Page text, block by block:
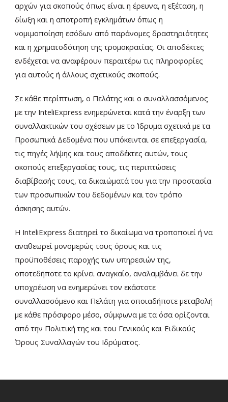
αρχών για σκοπούς όπως είναι η έρευνα, η εξέταση, η
δίωξη και η αποτροπή εγκλημάτων όπως η
νομιμοποίηση εσόδων από παράνομες δραστηριότητες
και η χρηματοδότηση της τρομοκρατίας. Οι αποδέκτες
ενδέχεται να αναφέρουν περαιτέρω τις πληροφορίες
για αυτούς ή άλλους σχετικούς σκοπούς.
Σε κάθε περίπτωση, ο Πελάτης και ο συναλλασσόμενος
με την InteliExpress ενημερώνεται κατά την έναρξη των
συναλλακτικών του σχέσεων με το Ίδρυμα σχετικά με τα
Προσωπικά Δεδομένα που υπόκεινται σε επεξεργασία,
τις πηγές λήψης και τους αποδέκτες αυτών, τους
σκοπούς επεξεργασίας τους, τις περιπτώσεις
διαβίβασής τους, τα δικαιώματά του για την προστασία
των προσωπικών του δεδομένων και τον τρόπο
άσκησης αυτών.
Η ΙnteliExpress διατηρεί το δικαίωμα να τροποποιεί ή να
αναθεωρεί μονομερώς τoυς όρους και τις
προϋποθέσεις παροχής των υπηρεσιών της,
οποτεδήποτε το κρίνει αναγκαίο, αναλαμβάνει δε την
υποχρέωση να ενημερώνει τον εκάστοτε
συναλλασσόμενο και Πελάτη για οποιαδήποτε μεταβολή
με κάθε πρόσφορο μέσο, σύμφωνα με τα όσα ορίζονται
από την Πολιτική της και του Γενικούς και Ειδικούς
Όρους Συναλλαγών του Ιδρύματος.